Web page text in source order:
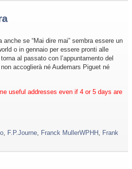
se “Mai dire mai” sembra essere un
o in gennaio per essere pronti alle
al passato con l’appuntamento del
accoglierà né Audemars Piguet né
useful addresses even if 4 or 5 days are
F.P.Journe Franck MullerWPHH Frank